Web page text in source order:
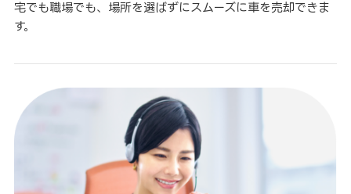
宅でも職場でも、場所を選ばずにスムーズに車を売却できま
す。